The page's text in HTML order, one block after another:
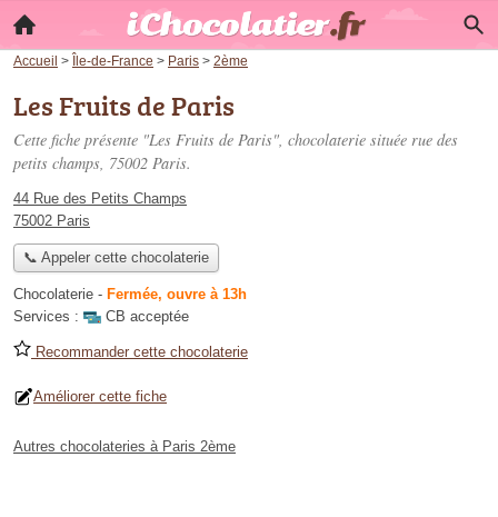
Accueil > Île-de-France > Paris > 2ème
Les Fruits de Paris
Cette fiche présente "Les Fruits de Paris", chocolaterie située rue des
petits champs, 75002 Paris.
44 Rue des Petits Champs
75002 Paris
📞 Appeler cette chocolaterie
Chocolaterie - Fermée, ouvre à 13h
Services :
CB acceptée
Recommander cette chocolaterie
Améliorer cette fiche
Autres chocolateries à Paris 2ème